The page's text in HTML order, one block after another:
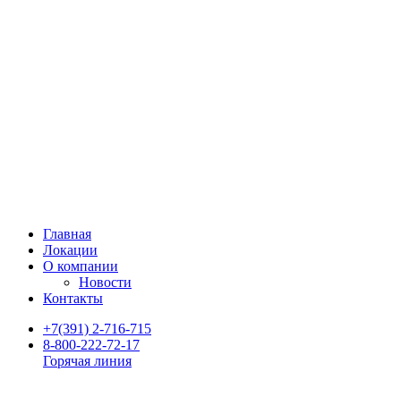
Главная
Локации
О компании
Новости
Контакты
+7(391) 2-716-715
8-800-222-72-17
Горячая линия